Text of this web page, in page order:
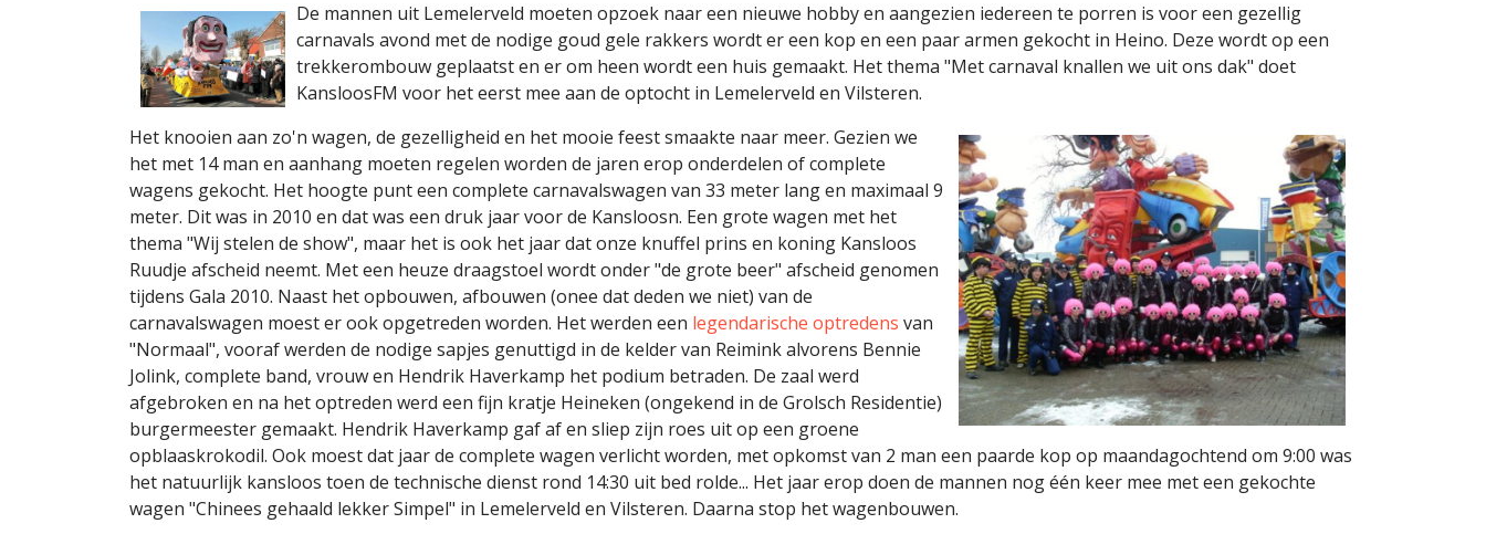
De mannen uit Lemelerveld moeten opzoek naar een nieuwe hobby en aangezien iedereen te porren is voor een gezellig
carnavals avond met de nodige goud gele rakkers wordt er een kop en een paar armen gekocht in Heino. Deze wordt op een
trekkerombouw geplaatst en er om heen wordt een huis gemaakt. Het thema "Met carnaval knallen we uit ons dak" doet
KansloosFM voor het eerst mee aan de optocht in Lemelerveld en Vilsteren.
Het knooien aan zo'n wagen, de gezelligheid en het mooie feest smaakte naar meer. Gezien we
het met 14 man en aanhang moeten regelen worden de jaren erop onderdelen of complete
wagens gekocht. Het hoogte punt een complete carnavalswagen van 33 meter lang en maximaal 9
meter. Dit was in 2010 en dat was een druk jaar voor de Kansloosn. Een grote wagen met het
thema "Wij stelen de show", maar het is ook het jaar dat onze knuffel prins en koning Kansloos
Ruudje afscheid neemt. Met een heuze draagstoel wordt onder "de grote beer" afscheid genomen
tijdens Gala 2010. Naast het opbouwen, afbouwen (onee dat deden we niet) van de
carnavalswagen moest er ook opgetreden worden. Het werden een legendarische optredens van
"Normaal", vooraf werden de nodige sapjes genuttigd in de kelder van Reimink alvorens Bennie
Jolink, complete band, vrouw en Hendrik Haverkamp het podium betraden. De zaal werd
afgebroken en na het optreden werd een fijn kratje Heineken (ongekend in de Grolsch Residentie)
burgermeester gemaakt. Hendrik Haverkamp gaf af en sliep zijn roes uit op een groene
opblaaskrokodil. Ook moest dat jaar de complete wagen verlicht worden, met opkomst van 2 man een paarde kop op maandagochtend om 9:00 was
het natuurlijk kansloos toen de technische dienst rond 14:30 uit bed rolde... Het jaar erop doen de mannen nog één keer mee met een gekochte
wagen "Chinees gehaald lekker Simpel" in Lemelerveld en Vilsteren. Daarna stop het wagenbouwen.